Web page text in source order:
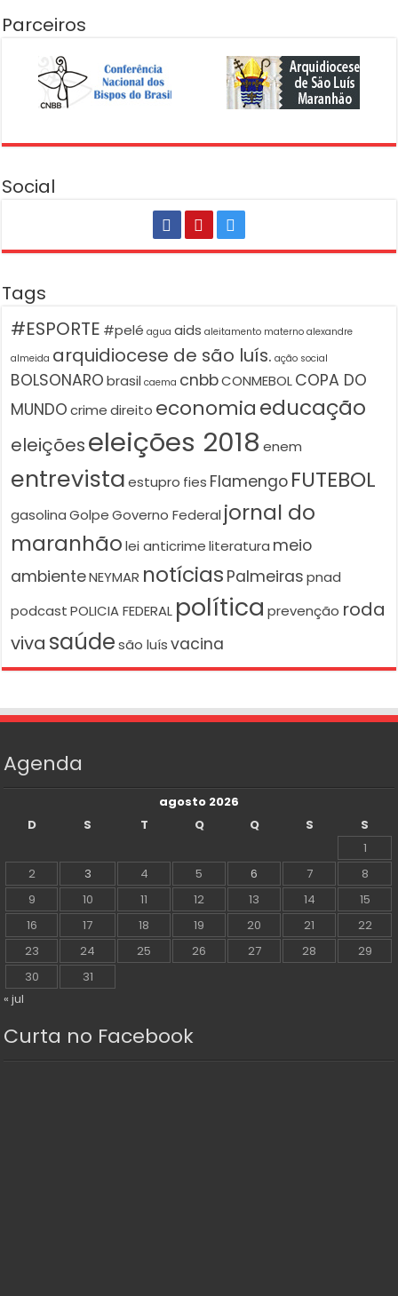
Parceiros
Social
Tags
#ESPORTE #pelé agua aids aleitamento materno alexandre
almeida arquidiocese de são luís. ação social
BOLSONARO brasil caema cnbbCONMEBOLCOPA DO
MUNDO crime direito economiaeducação
eleiçõeseleições 2018 enem
entrevista estupro fies Flamengo FUTEBOL
gasolina Golpe Governo Federal jornal do
maranhão lei anticrime literatura meio
ambienteNEYMAR notícias Palmeiras pnad
podcast POLICIA FEDERAL política prevenção roda
viva saúde são luís vacina
Agenda
agosto 2026
D
S T Q Q S
S
1
2
3 4 5 6 7
8
9
10 11 12 13 14
15
16
17 18 19 20 21
22
23
24 25 26 27 28
29
30
31
« jul
Curta no Facebook